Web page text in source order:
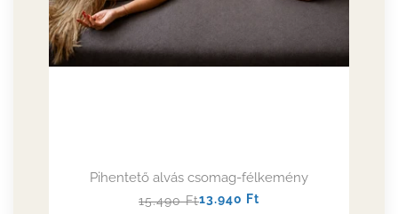
Pihentető alvás csomag-félkemény
Normál
15.490Ft
Akciós
13.940 Ft